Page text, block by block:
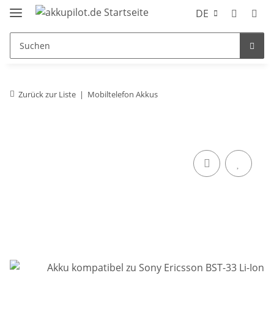
DE
Zurück zur Liste Mobiltelefon Akkus